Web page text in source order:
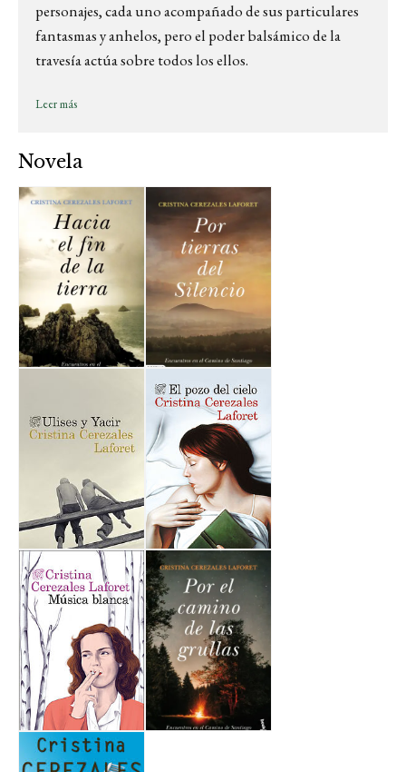
personajes, cada uno acompañado de sus particulares
fantasmas y anhelos, pero el poder balsámico de la
travesía actúa sobre todos los ellos.
Leer más
Novela